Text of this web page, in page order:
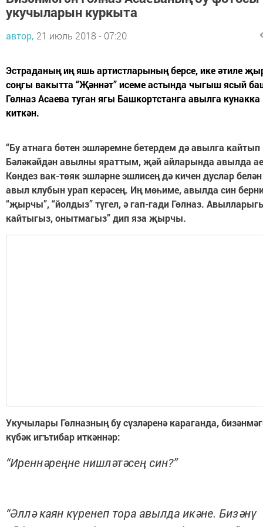
укучыларын куркыта
автор, 21 июль 2018 - 07:20
Эстраданың иң яшь артистларының берсе, ике әтиле
соңгы вакытта “Җәннәт” исеме астында чыгыш ясый
Гөлназ Асаева туган ягы Башкортстанга авылга
киткән.
“Бу атнага бөтен эшләремне бетердем дә авылга
Бәләкәйдән авылны яраттым, җәй айларында авылда
Көндез вак-төяк эшләрне эшлисең дә кичен дуслар
авыл клубын урап керәсең. Иң мөһиме, авылда син
“җырчы”, “йолдыз” түгел, ә гап-гади Гөлназ.
кайтыгыз, онытмагыз” дип яза җырчы.
Укучылары Гөлназның бу сүзләренә караганда,
күбәк игътибар иткәннәр:
“Иреннәреңне нишләтәсең син?”
“Әллә каян күренеп тора авылда икәне. Бизәнү